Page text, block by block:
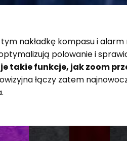
nakładkę kompasu i
polowanie i
takie funkcje, jak zoom
łączy zatem